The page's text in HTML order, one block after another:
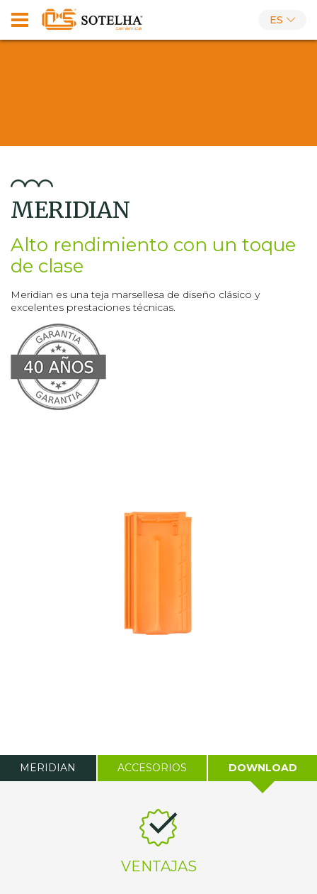
ES
MERIDIAN
Alto rendimiento con un toque
de clase
Meridian es una teja marsellesa de diseño clásico y
excelentes prestaciones técnicas.
MERIDIAN ACCESORIOS DOWNLOAD
VENTAJAS